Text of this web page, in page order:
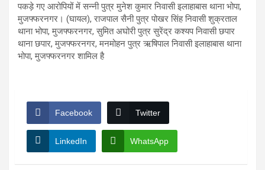
पकड़े गए आरोपियों में सन्नी पुत्र मुनेश कुमार निवासी इलाहाबास थाना भोपा,
मुजफ्फरनगर। (घायल), राजपाल सैनी पुत्र पोखर सिंह निवासी शुक्रताल
थाना भोपा, मुजफ्फरनगर, सुमित अघोरी पुत्र सुरेंद्र कश्यप निवासी छपार
थाना छपार, मुजफ्फरनगर, मनमोहन पुत्र ऋषिपाल निवासी इलाहाबास थाना
भोपा, मुजफ्फरनगर शामिल है
Facebook Twitter
LinkedIn WhatsApp